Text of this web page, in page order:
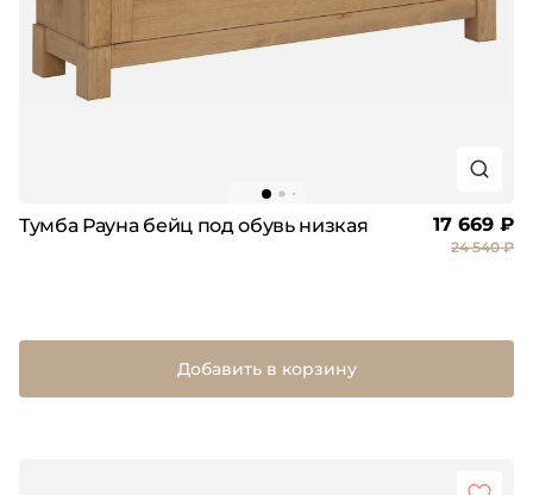
Тумба Рауна бейц под обувь низкая 17 669 ₽
24 540 ₽
Добавить в корзину